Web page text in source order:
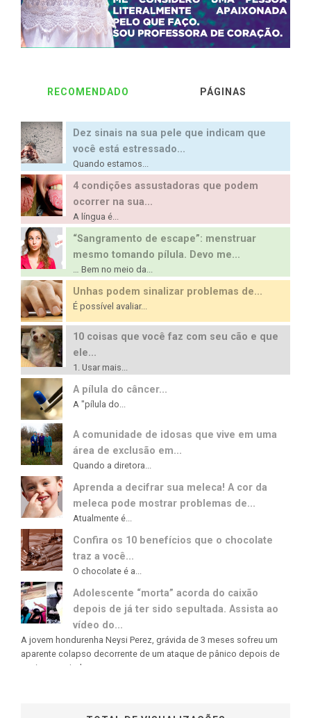
RECOMENDADO PÁGINAS
Dez sinais na sua pele que indicam que
você está estressado...
Quando estamos...
4 condições assustadoras que podem
ocorrer na sua...
A língua é...
“Sangramento de escape”: menstruar
mesmo tomando pílula. Devo me...
… Bem no meio da...
Unhas podem sinalizar problemas de...
É possível avaliar...
10 coisas que você faz com seu cão e que
ele...
1. Usar mais...
A pílula do câncer...
A "pílula do...
A comunidade de idosas que vive em uma
área de exclusão em...
Quando a diretora...
Aprenda a decifrar sua meleca! A cor da
meleca pode mostrar problemas de...
Atualmente é...
Confira os 10 benefícios que o chocolate
traz a você...
O chocolate é a...
Adolescente “morta” acorda do caixão
depois de já ter sido sepultada. Assista ao
vídeo do...
A jovem hondurenha Neysi Perez, grávida de 3 meses sofreu um
aparente colapso decorrente de um ataque de pânico depois de
ouvir uma rajada...